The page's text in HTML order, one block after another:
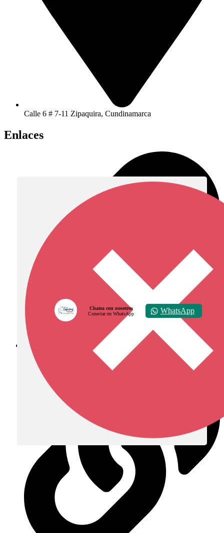
Calle 6 # 7-11 Zipaquira, Cundinamarca
Enlaces
Diócesis de Zipaquirá
Chatea con nosotros
Conectar en WhatsApp
WhatsApp